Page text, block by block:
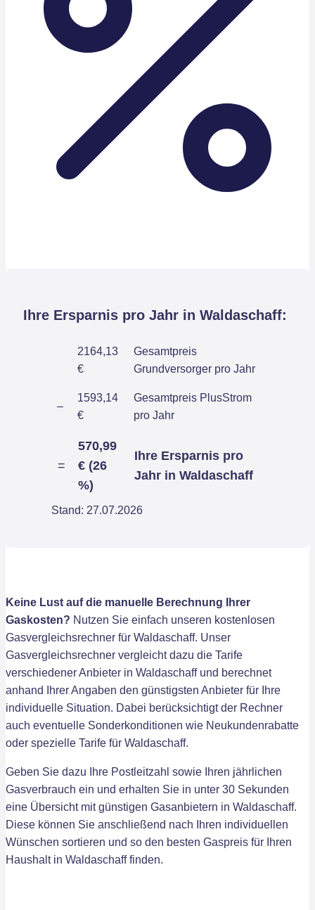
Ihre Ersparnis pro Jahr in Waldaschaff:
2164,13
€
Gesamtpreis
Grundversorger pro Jahr
–
1593,14
€
Gesamtpreis PlusStrom
pro Jahr
=
570,99
€ (26
%)
Ihre Ersparnis pro
Jahr in Waldaschaff
Stand: 27.07.2026
Keine Lust auf die manuelle Berechnung Ihrer
Gaskosten? Nutzen Sie einfach unseren kostenlosen
Gasvergleichsrechner für Waldaschaff. Unser
Gasvergleichsrechner vergleicht dazu die Tarife
verschiedener Anbieter in Waldaschaff und berechnet
anhand Ihrer Angaben den günstigsten Anbieter für Ihre
individuelle Situation. Dabei berücksichtigt der Rechner
auch eventuelle Sonderkonditionen wie Neukundenrabatte
oder spezielle Tarife für Waldaschaff.
Geben Sie dazu Ihre Postleitzahl sowie Ihren jährlichen
Gasverbrauch ein und erhalten Sie in unter 30 Sekunden
eine Übersicht mit günstigen Gasanbietern in Waldaschaff.
Diese können Sie anschließend nach Ihren individuellen
Wünschen sortieren und so den besten Gaspreis für Ihren
Haushalt in Waldaschaff finden.